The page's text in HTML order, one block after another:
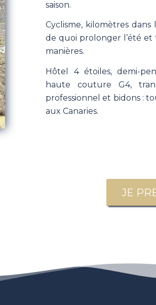
saison.
Cyclisme, kilomètres dans
de quoi prolonger l’été et
manières.
Hôtel 4 étoiles, demi-
haute couture G4,
professionnel et bidons :
aux Canaries.
JE